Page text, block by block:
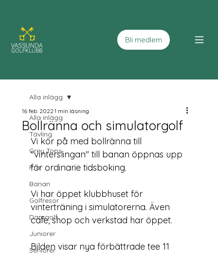
Bli medlem
Alla inlägg
Tävling
Grey Tops
Pro
Banan
Golfresor
Damgolf
Juniorer
Seniorer
Alla inlägg
Bollränna och simulatorgolf
16 feb. 20221 min läsning
Vi kör på med bollränna till
"vinterslingan" till banan öppnas upp
för ordinarie tidsboking.
Vi har öppet klubbhuset för
vinterträning i simulatorerna. Även
cafe, shop och verkstad har öppet.
Bilden visar nya förbättrade tee 11